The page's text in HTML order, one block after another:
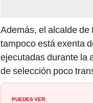
Además, el alcalde de
tampoco está exenta
ejecutadas durante la
de selección poco
PUEDES VER: